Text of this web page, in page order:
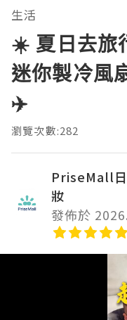
生活
☀️ 夏日去旅
迷你製冷風
✈️
瀏覽次數:282
PriseMall
妝
發佈於